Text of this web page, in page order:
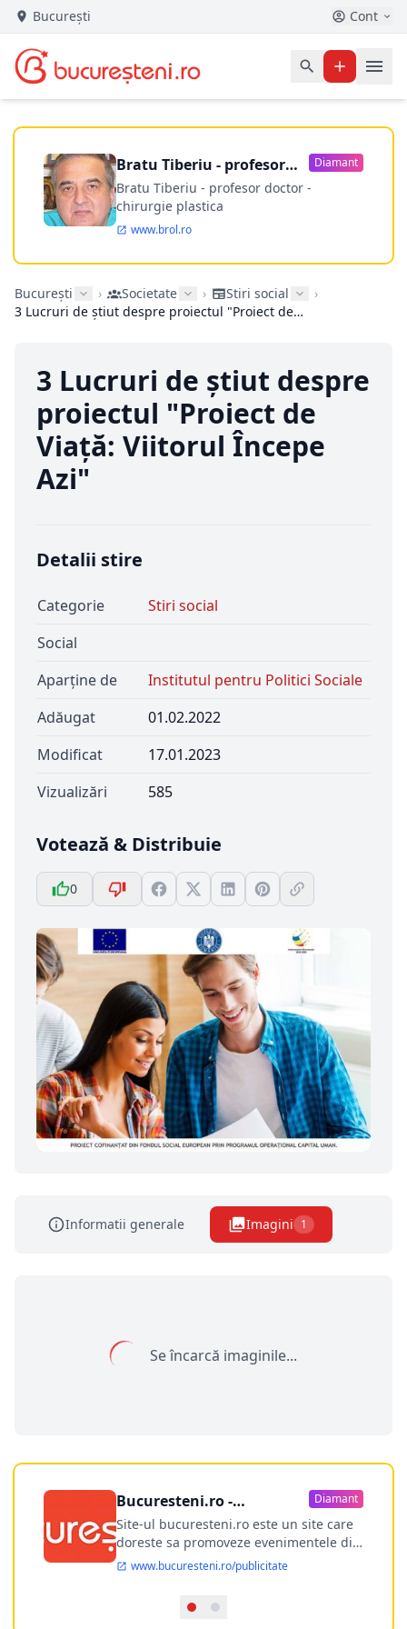
București Cont
Bratu Tiberiu - profesor
doctor
Diamant
Bratu Tiberiu - profesor doctor -
chirurgie plastica
www.brol.ro
București › Societate › Stiri social
›
3 Lucruri de știut despre proiectul "Proiect de Viață: Viitorul Începe Azi"
3 Lucruri de știut despre
proiectul "Proiect de
Viață: Viitorul Începe
Azi"
Detalii stire
Categorie
Stiri social
Social
Aparține de
Institutul pentru Politici Sociale
Adăugat
01.02.2022
Modificat
17.01.2023
Vizualizări
585
Votează & Distribuie
0
Informatii generale Imagini 1
Se încarcă imaginile...
Bucuresteni.ro -
publicitate online
Diamant
Site-ul bucuresteni.ro este un site care
doreste sa promoveze evenimentele din
Bucuresti si nu numai, sa puna la
dispozitia utilizatorului cea mai
Bucuresti-ului, si in acelasi timp sa
www.bucuresteni.ro/publicitate